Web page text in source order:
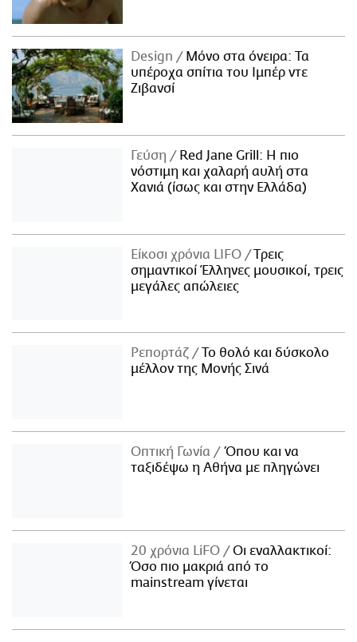
Design
Μόνο στα όνειρα: Τα
υπέροχα σπίτια του Ιμπέρ ντε
Ζιβανσί
Γεύση
Red Jane Grill: Η πιο
νόστιμη και χαλαρή αυλή στα
Χανιά (ίσως και στην Ελλάδα)
Είκοσι χρόνια LIFO
Tρεις
σημαντικοί Έλληνες μουσικοί, τρεις
μεγάλες απώλειες
Ρεπορτάζ
Το θολό και δύσκολο
μέλλον της Μονής Σινά
Οπτική Γωνία
Όπου και να
ταξιδέψω η Αθήνα με πληγώνει
20 χρόνια LiFO
Οι εναλλακτικοί:
Όσο πιο μακριά από το
mainstream γίνεται